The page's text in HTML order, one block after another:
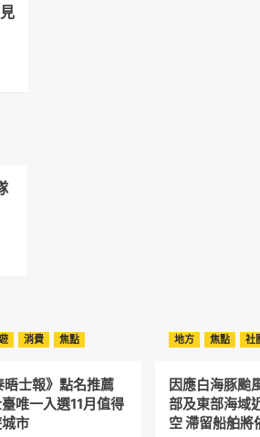
消費 焦點
晤士報》點名推薦
唯一入選11月值得
市
地方 焦點 社
因應白海豚颱
部及東部海域
空 滯留船舶將